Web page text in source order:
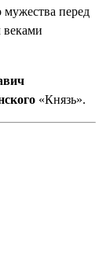
перед
«Князь».